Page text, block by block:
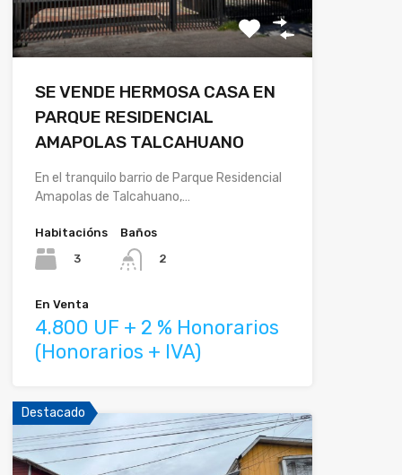
SE VENDE HERMOSA CASA EN
PARQUE RESIDENCIAL
AMAPOLAS TALCAHUANO
En el tranquilo barrio de Parque Residencial
Amapolas de Talcahuano,…
Habitacións
3
Baños
2
En Venta
4.800 UF + 2 % Honorarios
(Honorarios + IVA)
Destacado